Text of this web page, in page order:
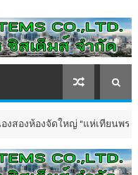
ดใหญ่ “แห่เทียนพรรษา–ผ้าป่า